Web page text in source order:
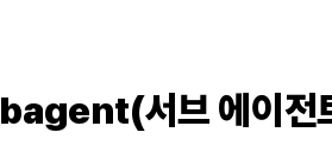
서브 에이전